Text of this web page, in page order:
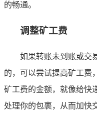
的畅通。
调整矿工费
如果转账未到账或交
的，可以尝试提高矿工费
矿工费的金额，就像给快
处理你的包裹，从而加快